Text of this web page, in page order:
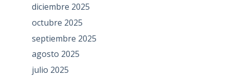
diciembre 2025
octubre 2025
septiembre 2025
agosto 2025
julio 2025